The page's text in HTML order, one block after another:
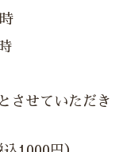
させていただき